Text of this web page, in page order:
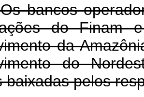
bancos
do Finam
da
do
baixadas pelos